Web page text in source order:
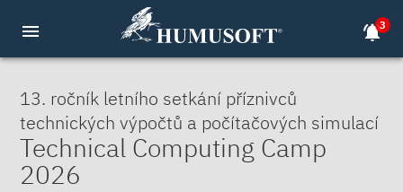
menu notifications_active3
13. ročník letního setkání příznivců
technických výpočtů a počítačových simulací
Technical Computing Camp
2026